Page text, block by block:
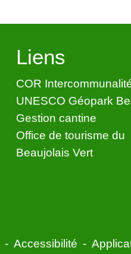
Liens
COR
UNESCO Géopark
Gestion cantine
Office de tourisme du
Beaujolais Vert
- Accessibilité -